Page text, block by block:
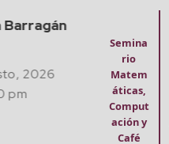
2026
pm
Semina
rio
Matem
áticas,
Comput
ación y
Café